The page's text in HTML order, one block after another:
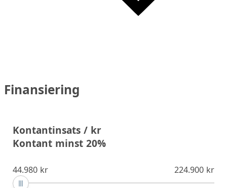
Finansiering
Kontantinsats / kr
Kontant minst 20%
44.980 kr 224.900 kr